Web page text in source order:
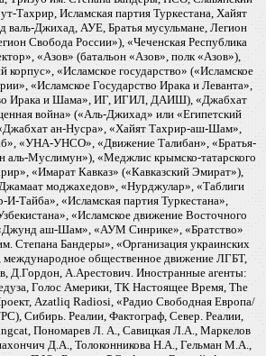
Тахрир, Исламская партия Туркестана, Хайят
Джихад, АУЕ, Братья мусульмане, Легион
Свобода России»), «Чеченская Республика
«Азов» (батальон «Азов», полк «Азов»),
«Исламское государство» («Исламское
«Исламское Государство Ирака и Леванта»,
Ирака и Шама», ИГ, ИГИЛ, ДАИШ), «Джабхат
война» («Аль-Джихад» или «Египетский
ан-Нусра», «Хайят Тахрир-аш-Шам»,
«УНА-УНСО», «Движение Талибан», «Братья-
аль-Муслимун»), «Меджлис крымско-татарского
«Имарат Кавказ» («Кавказский Эмират»),
моджахедов», «Нурджулар», «Таблиги
Тайба», «Исламская партия Туркестана»,
«Исламское движение Восточного
аш-Шам», «АУМ Синрике», «Братство»
Степана Бандеры», «Организация украинских
общественное движение ЛГБТ,
Д.Гордон, А.Арестович. Иностранные агенты:
Голос Америки, ТК Настоящее Время, The
Azatliq Radiosi, «Радио Свободная Европа/
Сибирь. Реалии, Фактограф, Север. Реалии,
Пономарев Л. А., Савицкая Л.А., Маркелов
Д.А., Толоконникова Н.А., Гельман М.А.,